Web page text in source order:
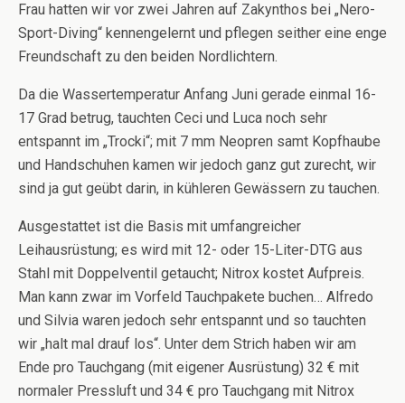
Frau hatten wir vor zwei Jahren auf Zakynthos bei „Nero-
Sport-Diving“ kennengelernt und pflegen seither eine enge
Freundschaft zu den beiden Nordlichtern.
Da die Wassertemperatur Anfang Juni gerade einmal 16-
17 Grad betrug, tauchten Ceci und Luca noch sehr
entspannt im „Trocki“; mit 7 mm Neopren samt Kopfhaube
und Handschuhen kamen wir jedoch ganz gut zurecht, wir
sind ja gut geübt darin, in kühleren Gewässern zu tauchen.
Ausgestattet ist die Basis mit umfangreicher
Leihausrüstung; es wird mit 12- oder 15-Liter-DTG aus
Stahl mit Doppelventil getaucht; Nitrox kostet Aufpreis.
Man kann zwar im Vorfeld Tauchpakete buchen… Alfredo
und Silvia waren jedoch sehr entspannt und so tauchten
wir „halt mal drauf los“. Unter dem Strich haben wir am
Ende pro Tauchgang (mit eigener Ausrüstung) 32 € mit
normaler Pressluft und 34 € pro Tauchgang mit Nitrox